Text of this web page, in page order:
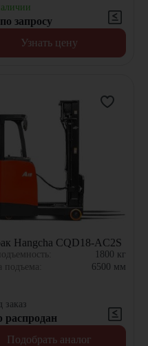
запросу
Узнать цену
Hangcha CQD18-AC2S
1800 кг
подъема:
6500 мм
заказ
распродан
Подобрать аналог